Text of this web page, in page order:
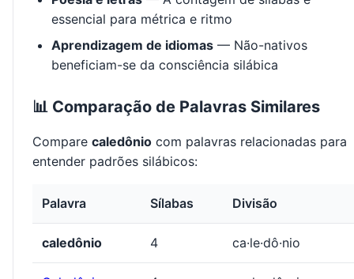
essencial para métrica e ritmo
Aprendizagem de idiomas — Não-nativos
beneficiam-se da consciência silábica
📊 Comparação de Palavras Similares
Compare caledônio com palavras relacionadas para
entender padrões silábicos:
Palavra Sílabas Divisão
caledônio 4 ca·le·dô·nio